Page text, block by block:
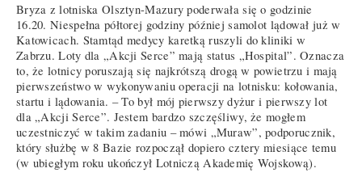
Bryza z lotniska Olsztyn-Mazury poderwała się o godzinie
16.20. Niespełna półtorej godziny później samolot lądował już w
Katowicach. Stamtąd medycy karetką ruszyli do kliniki w
Zabrzu. Loty dla „Akcji Serce” mają status „Hospital”. Oznacza
to, że lotnicy poruszają się najkrótszą drogą w powietrzu i mają
pierwszeństwo w wykonywaniu operacji na lotnisku: kołowania,
startu i lądowania. – To był mój pierwszy dyżur i pierwszy lot
dla „Akcji Serce”. Jestem bardzo szczęśliwy, że mogłem
uczestniczyć w takim zadaniu – mówi „Muraw”, podporucznik,
który służbę w 8 Bazie rozpoczął dopiero cztery miesiące temu
(w ubiegłym roku ukończył Lotniczą Akademię Wojskową).